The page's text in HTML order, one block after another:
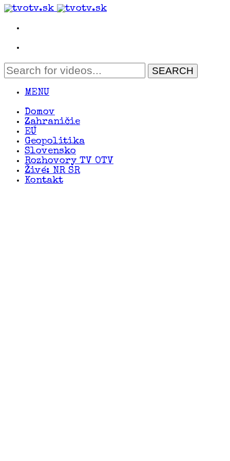
MENU
Domov
Zahraničie
EÚ
Geopolitika
Slovensko
Rozhovory TV OTV
Živé: NR SR
Kontakt